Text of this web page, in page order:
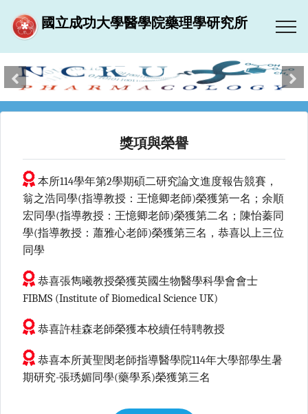
國立成功大學醫學院藥理學研究所
上一張 下
獎項與榮譽
本所114學年第2學期碩二研究論文進度報告競賽，
翁之浩同學(指導教授：王憶卿老師)榮獲第一名；余順
宏同學(指導教授：王憶卿老師)榮獲第二名；陳怡蓁同
學(指導教授：蕭雅心老師)榮獲第三名，恭喜以上三位
同學
恭喜張雋曦教授榮獲英國生物醫學科學會會士
FIBMS (Institute of Biomedical Science UK)
恭喜許桂森老師榮獲本校續任特聘教授
恭喜本所黃聖閔老師指導醫學院114年大學部學生暑
期研究-張琇媚同學(藥學系)榮獲第三名